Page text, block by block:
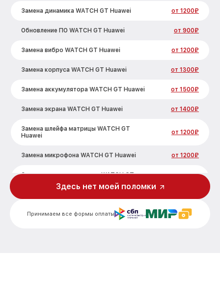
Замена динамика WATCH GT Huawei от 1200₽
Обновление ПО WATCH GT Huawei от 900₽
Замена вибро WATCH GT Huawei от 1200₽
Замена корпуса WATCH GT Huawei от 1300₽
Замена аккумулятора WATCH GT Huawei от 1500₽
Замена экрана WATCH GT Huawei от 1400₽
Замена шлейфа матрицы WATCH GT
Huawei
от 1200₽
Замена микрофона WATCH GT Huawei от 1200₽
Замена кнопки включения WATCH GT
Принимаем все формы оплаты
Здесь нет моей поломки